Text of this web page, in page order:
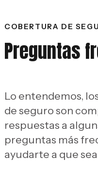
COBERTURA DE
Preguntas
Lo entendemos,
de seguro son
respuestas a
preguntas más
ayudarte a que